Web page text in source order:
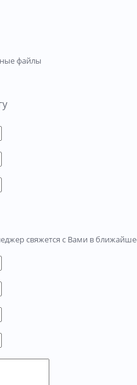
файлы
свяжется с Вами в